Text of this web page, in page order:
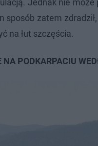
Jednak nie
sposób zatem
na łut szczęścia.
PODKARPACIU